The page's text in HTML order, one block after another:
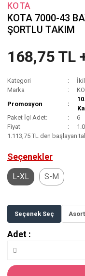
KOTA
KOTA 7000-43
ŞORTLU TAKIM
168,75 TL
Kategori
Marka
Promosyon
Paket İçi Adet:
6
Fiyat
1.113,75 TL den başlayan
Seçenekler
L-XL S-M
Seçenek Seç
Adet :